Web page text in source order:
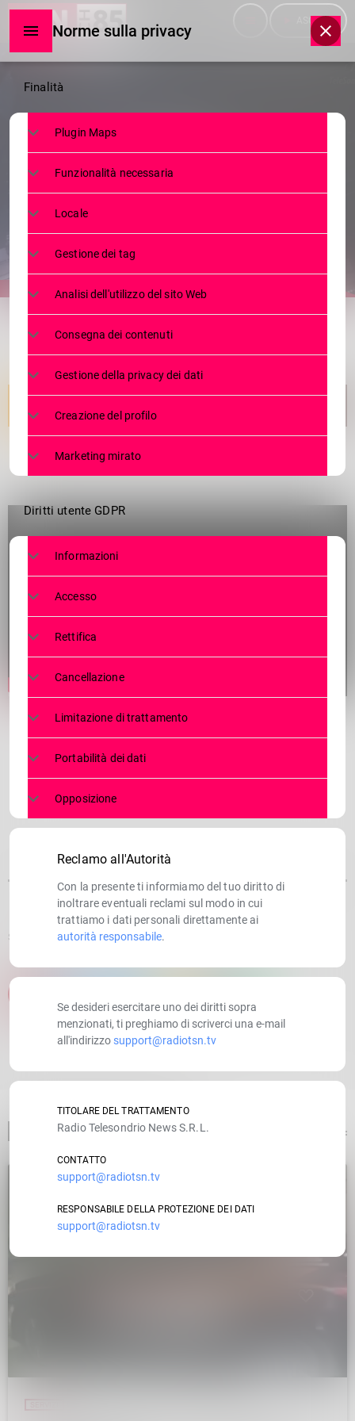
ASCOLTA
TELEGIORNALE
TG MARTEDÌ 05.11.2024
share
email
SCRITTO DA:RADIOTSN
ARTICOLO PRECEDENTE
Norme sulla privacy
Norme
sulla
privacy
Finalità
Plugin Maps
Funzionalità necessaria
Locale
Gestione dei tag
Analisi dell'utilizzo del sito Web
Consegna dei contenuti
Gestione della privacy dei dati
Creazione del profilo
Marketing mirato
Diritti utente GDPR
Informazioni
Accesso
Rettifica
Cancellazione
Limitazione di trattamento
Portabilità dei dati
Opposizione
Reclamo all'Autorità
Con la presente ti informiamo del tuo diritto di
inoltrare eventuali reclami sul modo in cui
trattiamo i dati personali direttamente ai
autorità responsabile.
Se desideri esercitare uno dei diritti sopra
menzionati, ti preghiamo di scriverci una e-mail
all'indirizzo support@radiotsn.tv
TITOLARE DEL TRATTAMENTO
Radio Telesondrio News S.R.L.
CONTATTO
support@radiotsn.tv
RESPONSABILE DELLA PROTEZIONE DEI DATI
support@radiotsn.tv